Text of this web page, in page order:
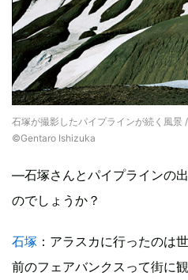
石塚が撮影したパイプラインが続く風
©Gentaro Ishizuka
―石塚さんとパイプラインの
のでしょうか？
石塚 ：アラスカに行ったのは
前のフェアバンクスって街に